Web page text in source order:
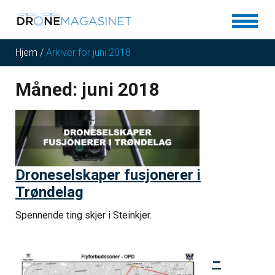
Hjem / Arkiver for juni 2018
Måned: juni 2018
Droneselskaper fusjonerer i
Trøndelag
Spennende ting skjer i Steinkjer.
–